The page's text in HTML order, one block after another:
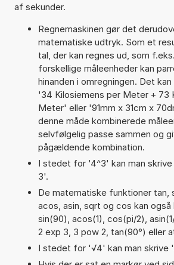
af sekunder.
Regnemaskinen gør det
matematiske udtryk. Som et
tal, der kan regnes ud, som
forskellige måleenheder kan
hinanden i omregningen. Det
'34 Kilosiemens per Meter + 73
Meter' eller '91mm x 31cm x
denne måde kombinerede
selvfølgelig passe sammen og
pågældende kombination.
I stedet for '4^3' kan man
3'.
De matematiske funktioner tan,
acos, asin, sqrt og cos kan også
sin(90), acos(1), cos(pi/2),
2 exp 3, 3 pow 2, tan(90°) eller
I stedet for '√4' kan man skrive